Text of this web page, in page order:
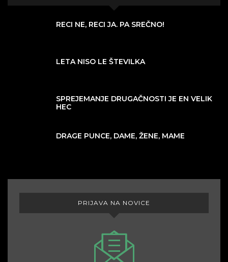
RECI NE, RECI JA. PA SREČNO!
LETA NISO LE ŠTEVILKA
SPREJEMANJE DRUGAČNOSTI JE EN VELIK
HEC
DRAGE PUNCE, DAME, ŽENE, MAME
PRIJAVA NA NOVICE